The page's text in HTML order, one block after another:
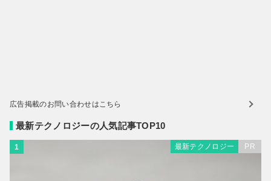
広告掲載のお問い合わせはこちら
最新テクノロジーの人気記事TOP10
1 最新テクノロジー PR